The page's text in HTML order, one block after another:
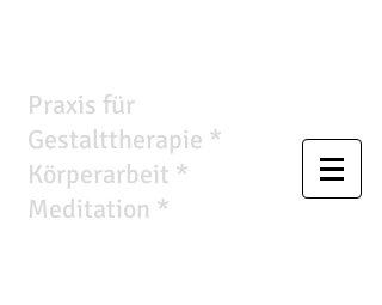
Praxis für
Gestalttherapie *
Körperarbeit *
Meditation *